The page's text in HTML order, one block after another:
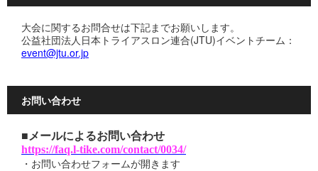
大会に関するお問合せは下記までお願いします。
公益社団法人日本トライアスロン連合(JTU)イベントチーム：
event@jtu.or.jp
お問い合わせ
■メールによるお問い合わせ
https://faq.l-tike.com/contact/0034/
・お問い合わせフォームが開きます